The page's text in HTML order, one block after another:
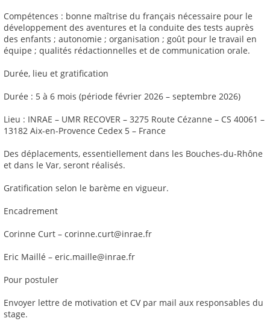
Compétences : bonne maîtrise du français nécessaire pour le
développement des aventures et la conduite des tests auprès
des enfants ; autonomie ; organisation ; goût pour le travail en
équipe ; qualités rédactionnelles et de communication orale.
Durée, lieu et gratification
Durée : 5 à 6 mois (période février 2026 – septembre 2026)
Lieu : INRAE – UMR RECOVER – 3275 Route Cézanne – CS 40061 –
13182 Aix-en-Provence Cedex 5 – France
Des déplacements, essentiellement dans les Bouches-du-Rhône
et dans le Var, seront réalisés.
Gratification selon le barème en vigueur.
Encadrement
Corinne Curt – corinne.curt@inrae.fr
Eric Maillé – eric.maille@inrae.fr
Pour postuler
Envoyer lettre de motivation et CV par mail aux responsables du
stage.